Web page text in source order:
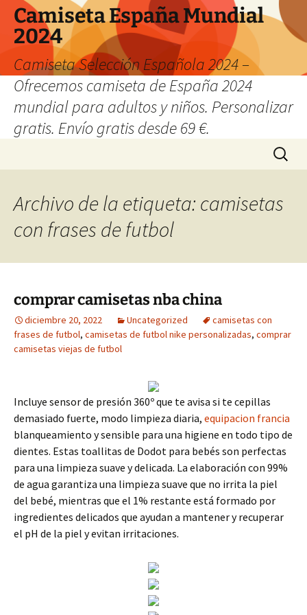
Camiseta España Mundial
2024
Camiseta Selección Española 2024 –
Ofrecemos camiseta de España 2024
mundial para adultos y niños. Personalizar
gratis. Envío gratis desde 69 €.
Buscar:
Archivo de la etiqueta: camisetas
con frases de futbol
comprar camisetas nba china
diciembre 20, 2022 Uncategorized
camisetas con
frases de futbol, camisetas de futbol nike personalizadas, comprar
camisetas viejas de futbol
Incluye sensor de presión 360º que te avisa si te cepillas
demasiado fuerte, modo limpieza diaria, equipacion francia
blanqueamiento y sensible para una higiene en todo tipo de
dientes. Estas toallitas de Dodot para bebés son perfectas
para una limpieza suave y delicada. La elaboración con 99%
de agua garantiza una limpieza suave que no irrita la piel
del bebé, mientras que el 1% restante está formado por
ingredientes delicados que ayudan a mantener y recuperar
el pH de la piel y evitan irritaciones.